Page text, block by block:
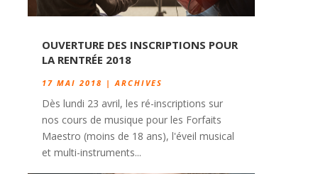
OUVERTURE DES INSCRIPTIONS POUR
LA RENTRÉE 2018
17 MAI 2018 | ARCHIVES
Dès lundi 23 avril, les ré-inscriptions sur
nos cours de musique pour les Forfaits
Maestro (moins de 18 ans), l'éveil musical
et multi-instruments...